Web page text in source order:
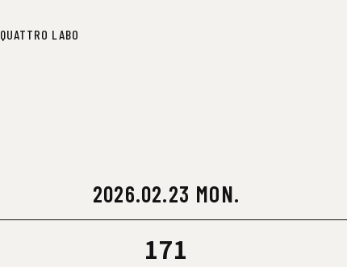
QUATTRO LABO
2026.02.23 MON.
171